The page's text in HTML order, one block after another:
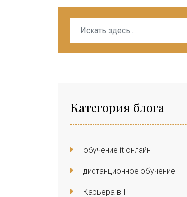
Категория блога
обучение it онлайн
дистанционное обучение
Карьера в IT